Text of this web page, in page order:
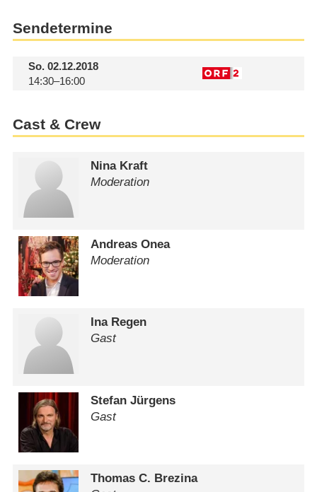
Sendetermine
So.02.12.2018
14:30–16:00
Cast & Crew
Nina Kraft
Moderation
Andreas Onea
Moderation
Ina Regen
Gast
Stefan Jürgens
Gast
Thomas C. Brezina